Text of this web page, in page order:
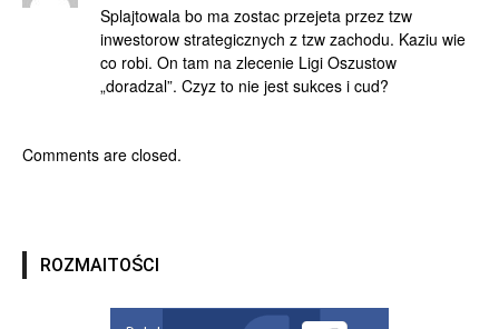
Splajtowala bo ma zostac przejeta przez tzw
inwestorow strategicznych z tzw zachodu. Kaziu wie
co robi. On tam na zlecenie Ligi Oszustow
„doradzal”. Czyz to nie jest sukces i cud?
Comments are closed.
ROZMAITOŚCI